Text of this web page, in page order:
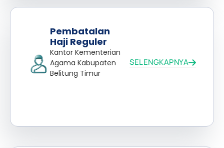
Pembatalan
Haji Reguler
Kantor Kementerian
Agama Kabupaten
Belitung Timur
SELENGKAPNYA